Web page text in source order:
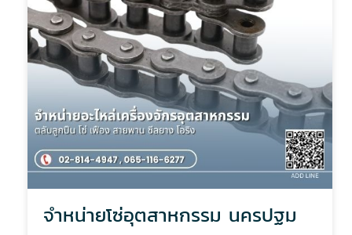
จำหน่ายโซ่อุตสาหกรรม นครปฐม